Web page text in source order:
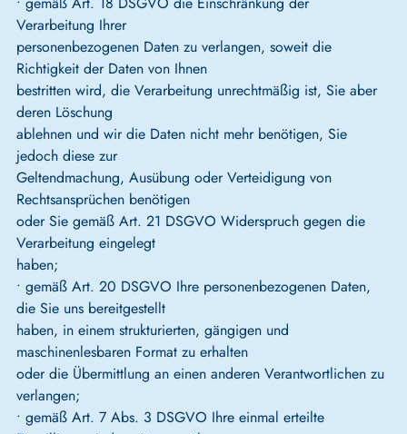
Verarbeitung Ihrer
personenbezogenen Daten zu verlangen, soweit die
Richtigkeit der Daten von Ihnen
bestritten wird, die Verarbeitung unrechtmäßig ist, Sie aber
deren Löschung
ablehnen und wir die Daten nicht mehr benötigen, Sie
jedoch diese zur
Geltendmachung, Ausübung oder Verteidigung von
Rechtsansprüchen benötigen
oder Sie gemäß Art. 21 DSGVO Widerspruch gegen die
Verarbeitung eingelegt
haben;
• gemäß Art. 20 DSGVO Ihre personenbezogenen Daten,
die Sie uns bereitgestellt
haben, in einem strukturierten, gängigen und
maschinenlesbaren Format zu erhalten
oder die Übermittlung an einen anderen Verantwortlichen zu
verlangen;
• gemäß Art. 7 Abs. 3 DSGVO Ihre einmal erteilte